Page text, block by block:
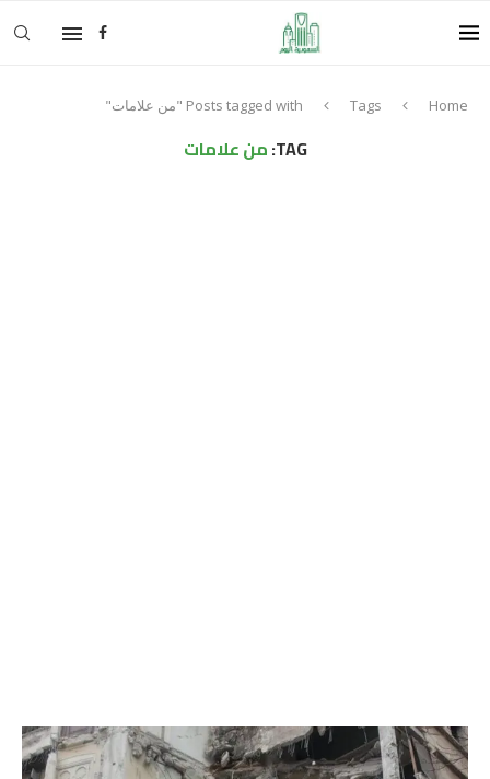
Home
Tags Posts tagged with "من علامات"
TAG: من علامات